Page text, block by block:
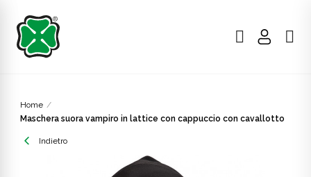
Home
Maschera suora vampiro in lattice con cappuccio con cavallotto
Indietro